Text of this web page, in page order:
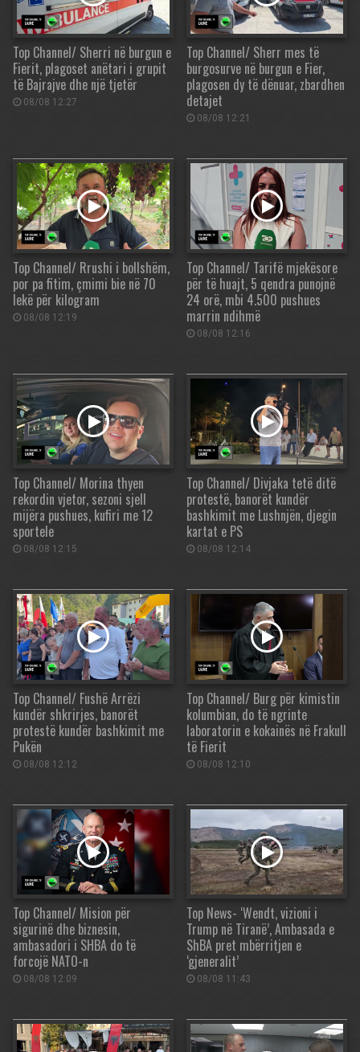
Top Channel/ Sherri në burgun e
Fierit, plagoset anëtari i grupit
të Bajrajve dhe një tjetër
08/08 12:27
Top Channel/ Sherr mes të
burgosurve në burgun e Fier,
plagosen dy të dënuar, zbardhen
detajet
08/08 12:21
Top Channel/ Rrushi i bollshëm,
por pa fitim, çmimi bie në 70
lekë për kilogram
08/08 12:19
Top Channel/ Tarifë mjekësore
për të huajt, 5 qendra punojnë
24 orë, mbi 4.500 pushues
marrin ndihmë
08/08 12:16
Top Channel/ Morina thyen
rekordin vjetor, sezoni sjell
mijëra pushues, kufiri me 12
sportele
08/08 12:15
Top Channel/ Divjaka tetë ditë
protestë, banorët kundër
bashkimit me Lushnjën, djegin
kartat e PS
08/08 12:14
Top Channel/ Fushë Arrëzi
kundër shkrirjes, banorët
protestë kundër bashkimit me
Pukën
08/08 12:12
Top Channel/ Burg për kimistin
kolumbian, do të ngrinte
laboratorin e kokainës në Frakull
të Fierit
08/08 12:10
Top Channel/ Mision për
sigurinë dhe biznesin,
ambasadori i SHBA do të
forcojë NATO-n
08/08 12:09
Top News- ‘Wendt, vizioni i
Trump në Tiranë’, Ambasada e
ShBA pret mbërritjen e
‘gjeneralit’
08/08 11:43